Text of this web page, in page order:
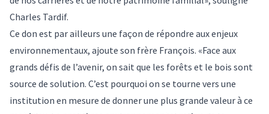
Charles Tardif.
Ce don est par ailleurs une façon de répondre aux enjeux
environnementaux, ajoute son frère François. «Face aux
grands défis de l’avenir, on sait que les forêts et le bois sont
source de solution. C’est pourquoi on se tourne vers une
institution en mesure de donner une plus grande valeur à ce